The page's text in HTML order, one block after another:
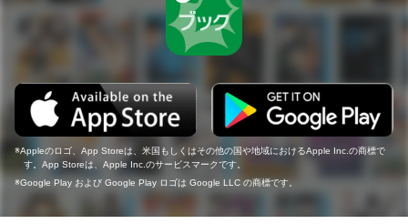
Appleのロゴ、App Storeは、米国もしくはその他の国や地域におけるApple Inc.の商標で
す。App Storeは、Apple Inc.のサービスマークです。
Google Play および Google Play ロゴは Google LLC の商標です。